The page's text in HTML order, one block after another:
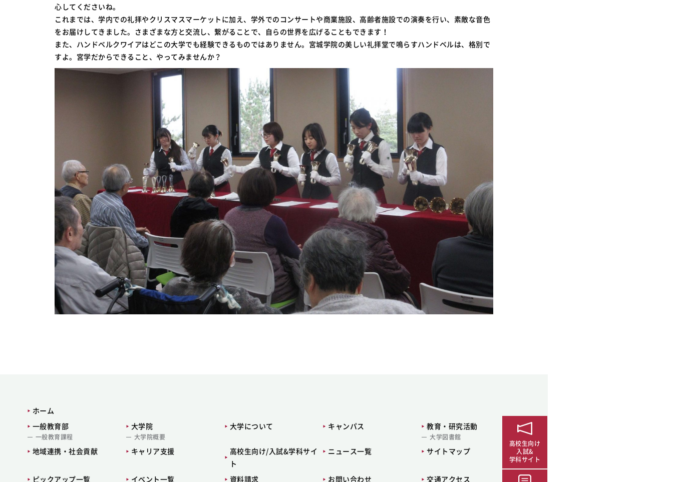
心してくださいね。
これまでは、学内での礼拝やクリスマスマーケットに加え、学外でのコンサートや商業施設、高齢者施設での演奏を行い、素敵な音色
をお届けしてきました。さまざまな方と交流し、繋がることで、自らの世界を広げることもできます！
また、ハンドベルクワイアはどこの大学でも経験できるものではありません。宮城学院の美しい礼拝堂で鳴らすハンドベルは、格別で
すよ。宮学だからできること、やってみませんか？
ホーム
一般教育部
一般教育課程
大学院
大学院概要
大学について キャンパス 教育・研究活動
大学図書館
地域連携・社会貢献 キャリア支援
高校生向け/入試&学科サイ
ト
ニュース一覧 サイトマップ
ピックアップ一覧 イベント一覧 資料請求 お問い合わせ 交通アクセス
高校生向け
入試&
学科サイト